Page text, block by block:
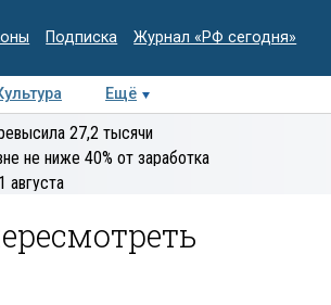
Подписка Журнал «РФ сегодня»
Ещё
Колумнисты
27,2 тысячи
не ниже 40% от заработка
августа